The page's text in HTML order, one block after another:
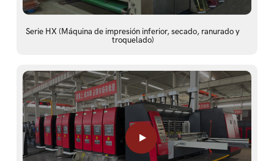
Serie HX (Máquina de impresión inferior, secado, ranurado y
troquelado)